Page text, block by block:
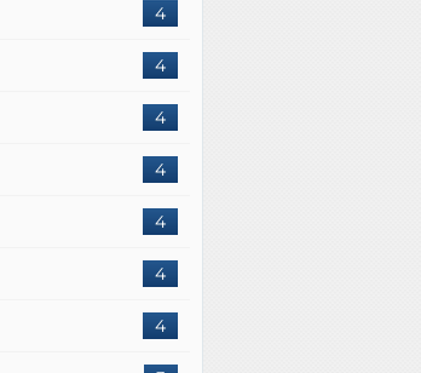
4
4
4
4
4
4
4